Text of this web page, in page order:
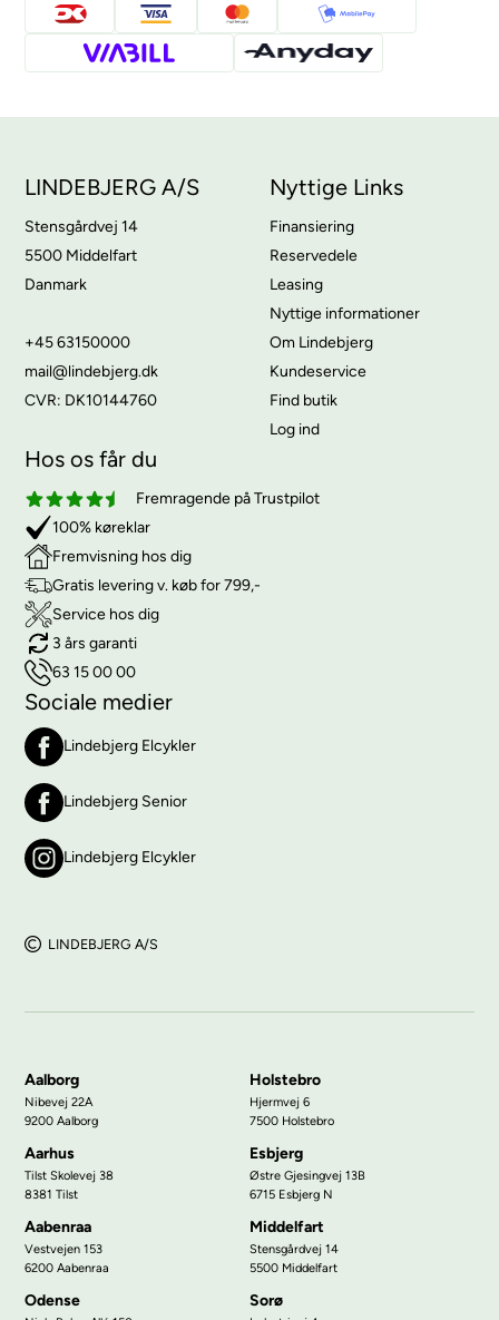
LINDEBJERG A/S
Stensgårdvej 14
5500 Middelfart
Danmark
+45 63150000
mail@lindebjerg.dk
CVR: DK10144760
Nyttige Links
Finansiering
Reservedele
Leasing
Nyttige informationer
Om Lindebjerg
Kundeservice
Find butik
Log ind
Hos os får du
Fremragende på Trustpilot
100% køreklar
Fremvisning hos dig
Gratis levering v. køb for 799,-
Service hos dig
3 års garanti
63 15 00 00
Sociale medier
Lindebjerg Elcykler
Lindebjerg Senior
Lindebjerg Elcykler
LINDEBJERG A/S
Aalborg
Nibevej 22A
9200 Aalborg
Holstebro
Hjermvej 6
7500 Holstebro
Aarhus
Tilst Skolevej 38
8381 Tilst
Esbjerg
Østre Gjesingvej 13B
6715 Esbjerg N
Aabenraa
Vestvejen 153
6200 Aabenraa
Middelfart
Stensgårdvej 14
5500 Middelfart
Odense Sorø